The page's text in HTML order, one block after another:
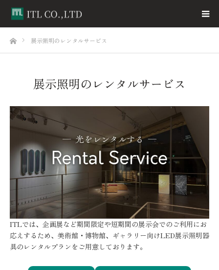
ホーム展示照明のレンタルサービス
展示照明のレンタルサービス
ITLでは、企画展など期間限定や短期間の展示会でのご利用にお
応えするため、美術館・博物館、ギャラリー向けLED展示照明器
具のレンタルプランをご用意しております。